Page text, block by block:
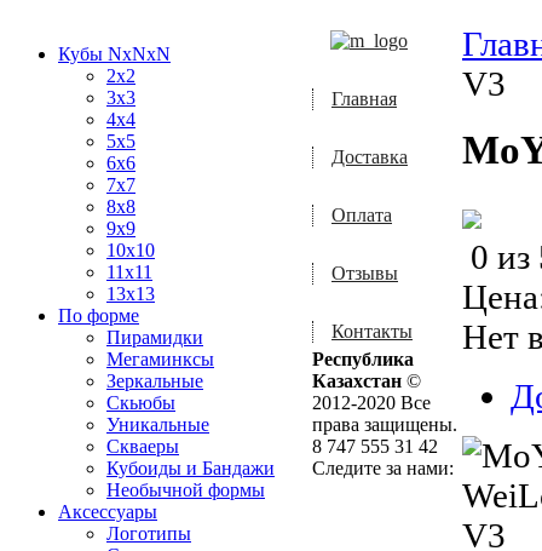
Кубы NxNxN
2x2
3x3
4x4
5x5
6x6
7x7
8x8
9x9
10x10
11x11
13x13
По форме
Пирамидки
Мегаминксы
Зеркальные
Скьюбы
Уникальные
Скваеры
Кубоиды и Бандажи
Необычной формы
Аксессуары
Логотипы
V3
0 из
Нет
Главная
Доставка
Оплата
Отзывы
Контакты
Республика
Казахстан ©
2012-2020 Все
права защищены.
8 747 555 31 42
Следите за нами: